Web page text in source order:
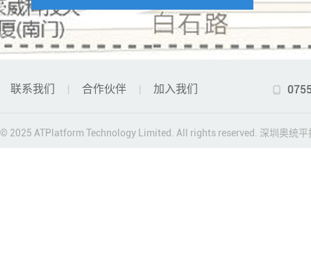
联系我们 合作伙伴 加入我们 
© 2025 ATPlatform Technology Limited. All rights reserved. 深圳奥统